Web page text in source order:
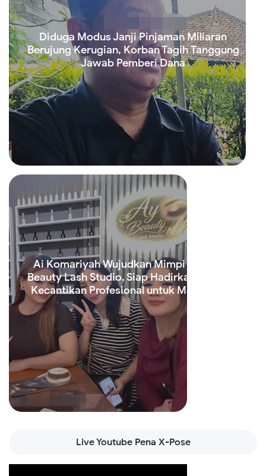
Diduga Modus Janji Pinjaman Miliaran
Berujung Kerugian, Korban Tagih Tanggung
Jawab Pemberi Dana
Ai Komariyah Wujudkan Mimpi Lewat Ay
Beauty Lash Studio, Siap Hadirkan Layanan
Kecantikan Profesional untuk Masyarakat
Read more
Live Youtube Pena X-Pose